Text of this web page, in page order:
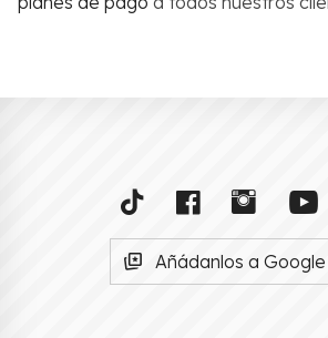
Añádanlos a Google